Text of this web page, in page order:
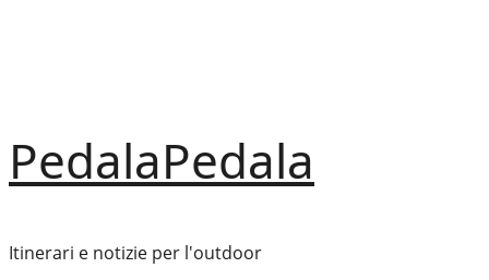
PedalaPedala
Itinerari e notizie per l'outdoor